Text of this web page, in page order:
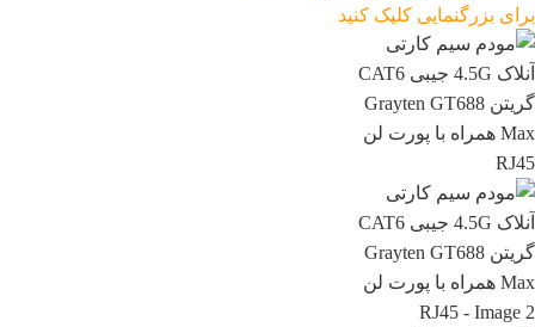
برای بزرگنمایی کلیک کنید